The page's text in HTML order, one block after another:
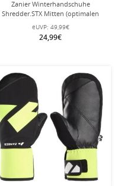
Zanier Winterhandschuhe
Shredder.STX Mitten (optimalen
Tragekomfort) schwarz/weiss/braun
Kinder
eUVP: 49,99€
24,99€